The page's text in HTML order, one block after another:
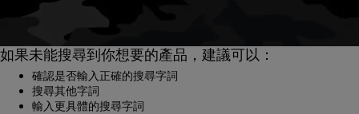
如果未能搜尋到你想要的產品，建議可以：
確認是否輸入正確的搜尋字詞
搜尋其他字詞
輸入更具體的搜尋字詞